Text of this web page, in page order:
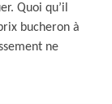
Quoi qu’il
bucheron à
ne